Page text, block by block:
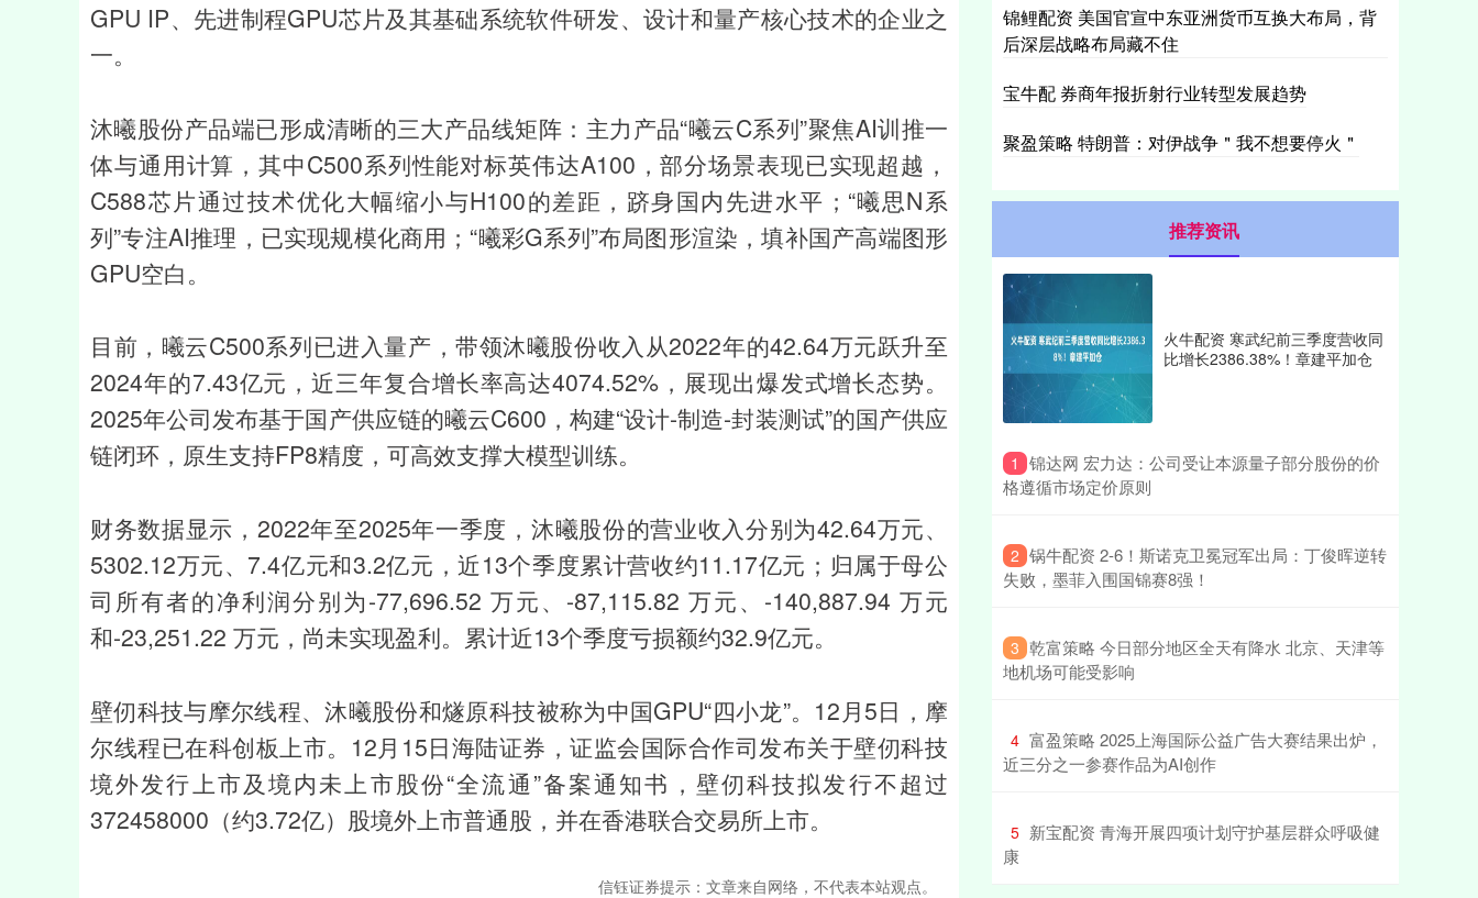
GPU IP、先进制程GPU芯片及其基础系统软件研发、设计和量产核心技术的企业之
一。
沐曦股份产品端已形成清晰的三大产品线矩阵：主力产品“曦云C系列”聚焦AI训推一
体与通用计算，其中C500系列性能对标英伟达A100，部分场景表现已实现超越，
C588芯片通过技术优化大幅缩小与H100的差距，跻身国内先进水平；“曦思N系
列”专注AI推理，已实现规模化商用；“曦彩G系列”布局图形渲染，填补国产高端图形
GPU空白。
目前，曦云C500系列已进入量产，带领沐曦股份收入从2022年的42.64万元跃升至
2024年的7.43亿元，近三年复合增长率高达4074.52%，展现出爆发式增长态势。
2025年公司发布基于国产供应链的曦云C600，构建“设计-制造-封装测试”的国产供应
链闭环，原生支持FP8精度，可高效支撑大模型训练。
财务数据显示，2022年至2025年一季度，沐曦股份的营业收入分别为42.64万元、
5302.12万元、7.4亿元和3.2亿元，近13个季度累计营收约11.17亿元；归属于母公
司所有者的净利润分别为-77,696.52 万元、-87,115.82 万元、-140,887.94 万元
和-23,251.22 万元，尚未实现盈利。累计近13个季度亏损额约32.9亿元。
壁仞科技与摩尔线程、沐曦股份和燧原科技被称为中国GPU“四小龙”。12月5日，摩
尔线程已在科创板上市。12月15日海陆证券，证监会国际合作司发布关于壁仞科技
境外发行上市及境内未上市股份“全流通”备案通知书，壁仞科技拟发行不超过
372458000（约3.72亿）股境外上市普通股，并在香港联合交易所上市。
信钰证券提示：文章来自网络，不代表本站观点。
锦鲤配资 美国官宣中东亚洲货币互换大布局，背
后深层战略布局藏不住
宝牛配 券商年报折射行业转型发展趋势
聚盈策略 特朗普：对伊战争＂我不想要停火＂
推荐资讯
火牛配资 寒武纪前三季度营收同
比增长2386.38%！章建平加仓
1 ​锦达网 宏力达：公司受让本源量子部分股份的价
格遵循市场定价原则
2 ​锅牛配资 2-6！斯诺克卫冕冠军出局：丁俊晖逆转
失败，墨菲入围国锦赛8强！
3 ​乾富策略 今日部分地区全天有降水 北京、天津等
地机场可能受影响
4 ​富盈策略 2025上海国际公益广告大赛结果出炉，
近三分之一参赛作品为AI创作
5 ​新宝配资 青海开展四项计划守护基层群众呼吸健
康